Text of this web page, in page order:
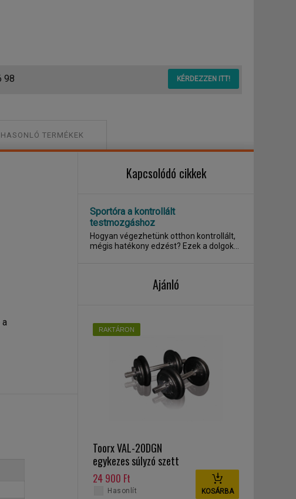
98 KÉRDEZZEN ITT!
HASONLÓ TERMÉKEK
a
Kapcsolódó cikkek
Sportóra a kontrollált
testmozgáshoz
Hogyan végezhetünk otthon kontrollált,
mégis hatékony edzést? Ezek a dolgok
Ajánló
RAKTÁRON
Toorx VAL-20DGN
egykezes súlyzó szett
20 kg
24 900 Ft
KOSÁRBA
Hasonlít